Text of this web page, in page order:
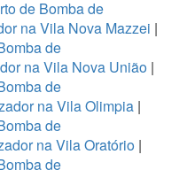
de Bomba de
na Vila Nova Mazzei |
de
na Vila Nova União |
de
na Vila Olimpia |
de
na Vila Oratório |
de